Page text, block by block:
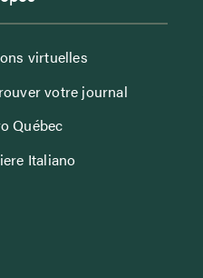
virtuelles
votre journal
Québec
Italiano